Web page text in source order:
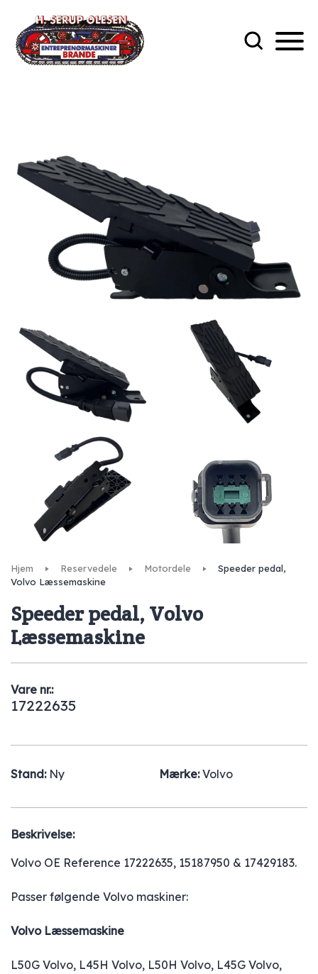
Hjem Reservedele Motordele
Speeder pedal,
Volvo Læssemaskine
Speeder pedal, Volvo
Læssemaskine
Vare nr.:
17222635
Stand: Ny Mærke:Volvo
Beskrivelse:
Volvo OE Reference 17222635, 15187950 & 17429183.
Passer følgende Volvo maskiner:
Volvo Læssemaskine
L50G Volvo, L45H Volvo, L50H Volvo, L45G Volvo,